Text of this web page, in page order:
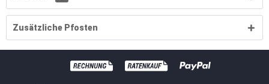
Zusätzliche Pfosten